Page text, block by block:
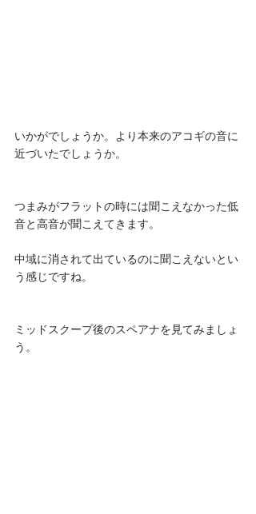
いかがでしょうか。より本来のアコギの音に
近づいたでしょうか。
つまみがフラットの時には聞こえなかった低
音と高音が聞こえてきます。
中域に消されて出ているのに聞こえないとい
う感じですね。
ミッドスクープ後のスペアナを見てみましょ
う。